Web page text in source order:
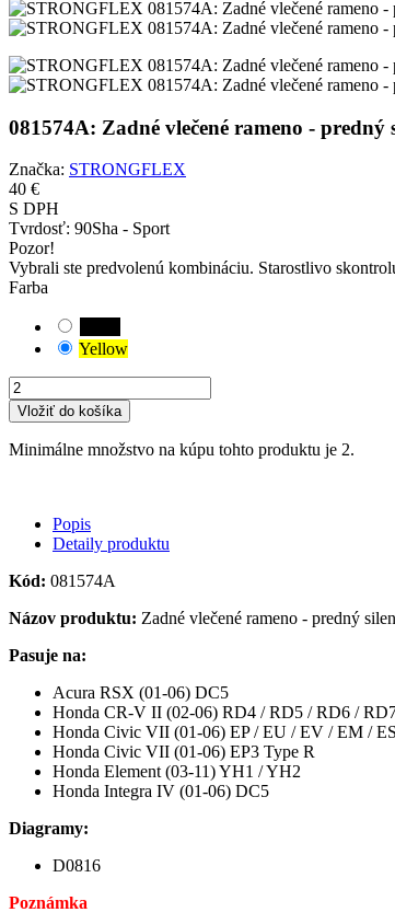
081574A: Zadné vlečené rameno -
Značka: STRONGFLEX
40 €
S DPH
Tvrdosť: 90Sha - Sport
Pozor!
Vybrali ste predvolenú kombináciu. Starostlivo
Farba
Yellow
Vložiť do košíka
Minimálne množstvo na kúpu tohto produktu je 2.
Popis
Detaily produktu
Kód: 081574A
Názov produktu: Zadné vlečené rameno - predný
Pasuje na:
Acura RSX (01-06) DC5
Honda CR-V II (02-06) RD4 / RD5 / RD6 /
Honda Civic VII (01-06) EP / EU / EV / EM / ES
Honda Civic VII (01-06) EP3 Type R
Honda Element (03-11) YH1 / YH2
Honda Integra IV (01-06) DC5
Diagramy:
D0816
Poznámka